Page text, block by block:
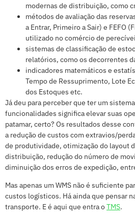
modernas de distribuição, como
métodos de avaliação das
a Entrar, Primeiro a Sair) e FEFO
utilizado no comércio de
sistemas de classificação de
relatórios, como os decorrentes
indicadores matemáticos e
Tempo de Ressuprimento, Lote
dos Estoques etc.
Já deu para perceber que ter um
funcionalidades significa elevar suas
patamar, certo? Os resultados desse
a redução de custos com extravios/
de produtividade, otimização do layout
distribuição, redução do número de
diminuição dos erros de expedição,
Mas apenas um WMS não é suficiente
custos logísticos. Há ainda que pensar
transporte. E é aqui que entra oTMS.